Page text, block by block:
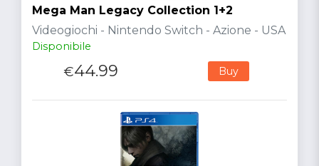
Mega Man Legacy Collection 1+2
Videogiochi - Nintendo Switch - Azione - USA
Disponibile
€44.99 Buy